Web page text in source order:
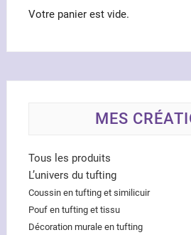
Votre panier est vide.
MES
Tous les produits
L’univers du tufting
Coussin en tufting et similicuir
Pouf en tufting et tissu
Décoration murale en tufting